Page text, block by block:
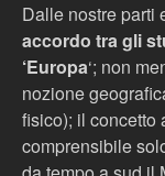
Dalle nostre parti
accordo tra gli
‘Europa‘; non
nozione
fisico); il concetto
comprensibile